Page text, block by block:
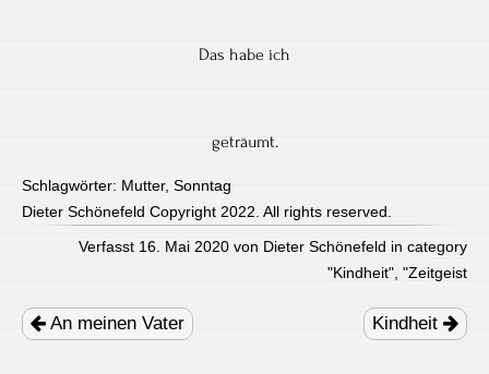
Das habe ich
geträumt.
Schlagwörter: Mutter, Sonntag
Dieter Schönefeld Copyright 2022. All rights reserved.
Verfasst 16. Mai 2020 von Dieter Schönefeld in category
"Kindheit", "Zeitgeist
navigation
An meinen Vater Kindheit